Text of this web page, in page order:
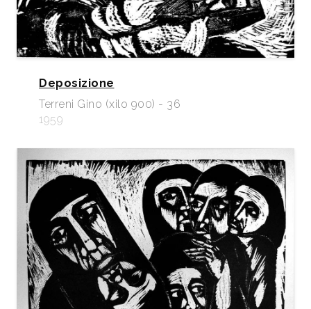
Deposizione
Terreni Gino (xilo 900) - 36
1959